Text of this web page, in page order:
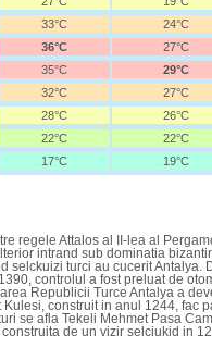
33°C 24°C
36°C 27°C
35°C 29°C
32°C 27°C
28°C 26°C
22°C 22°C
17°C 19°C
regele Attalos al II-lea al
intrand sub dominatia
selckuizi turci au cucerit Antalya.
controlul a fost preluat de
Republicii Turce Antalya a
construit in anul 1244, fac
se afla Tekeli Mehmet Pasa
de un vizir selciukid in